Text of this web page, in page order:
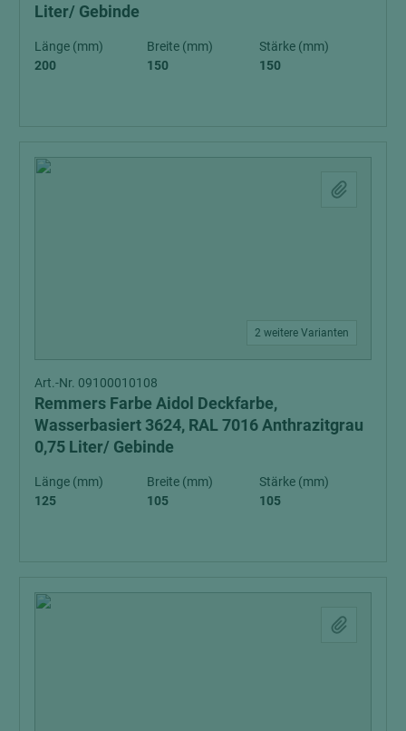
Liter/ Gebinde
Länge (mm)
200
Breite (mm)
150
Stärke (mm)
150
2 weitere Varianten
Art.-Nr. 09100010108
Remmers Farbe Aidol Deckfarbe,
Wasserbasiert 3624, RAL 7016 Anthrazitgrau
0,75 Liter/ Gebinde
Länge (mm)
125
Breite (mm)
105
Stärke (mm)
105